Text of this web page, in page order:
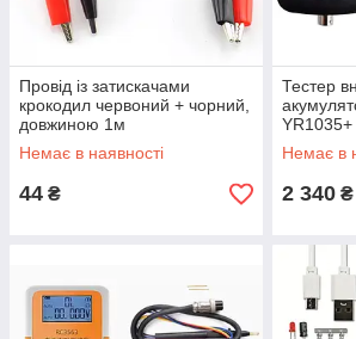
Провід із затискачами
крокодил червоний + чорний,
довжиною 1м
Немає в наявності
44 ₴
Тестер
YR1035+
Немає в
2 340 ₴